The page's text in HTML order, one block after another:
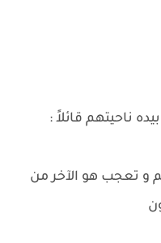
ناحيتهم قائلاً :
و تعجب هو الآخر من